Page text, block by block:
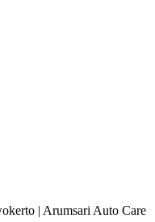
| Arumsari Auto Care